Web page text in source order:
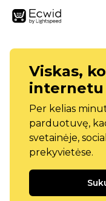
Viskas,
internetu
Per kelias
parduotuvę,
svetainėje,
prekyvietėse.